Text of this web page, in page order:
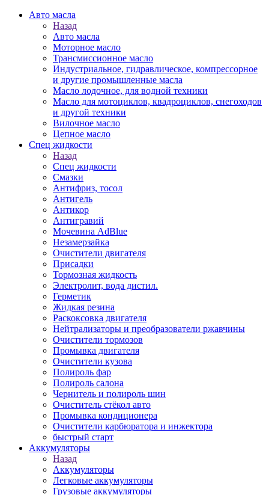
Авто масла
Назад
Авто масла
Моторное масло
Трансмиссионное масло
Индустриальное, гидравлическое, компрессорное
и другие промышленные масла
Масло лодочное, для водной техники
Масло для мотоциклов, квадроциклов, снегоходов
и другой техники
Вилочное масло
Цепное масло
Спец жидкости
Назад
Спец жидкости
Смазки
Антифриз, тосол
Антигель
Антикор
Антигравий
Мочевина AdBlue
Незамерзайка
Очистители двигателя
Присадки
Тормозная жидкость
Электролит, вода дистил.
Герметик
Жидкая резина
Раскоксовка двигателя
Нейтрализаторы и преобразователи ржавчины
Очистители тормозов
Промывка двигателя
Очистители кузова
Полироль фар
Полироль салона
Чернитель и полироль шин
Очиститель стёкол авто
Промывка кондиционера
Очистители карбюратора и инжектора
быстрый старт
Аккумуляторы
Назад
Аккумуляторы
Легковые аккумуляторы
Грузовые аккумуляторы